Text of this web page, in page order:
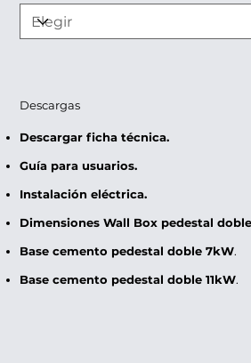
Descargas
Descargar ficha técnica.
Guía para usuarios.
Instalación eléctrica.
Dimensiones Wall Box pedestal doble
Base cemento pedestal doble 7kW.
Base cemento pedestal doble 11kW.